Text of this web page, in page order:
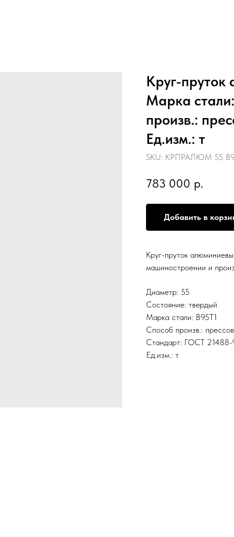
Круг-
Марка
произв.:
Ед.изм.: т
SKU: КРПРАЛЮМ 55
783 000 р.
Добавить в
Круг-пруток
машиностроении и
Диаметр: 55
Состояние: твердый
Марка стали: В95Т1
Способ произв.:
Стандарт: ГОСТ 21488-
Ед.изм.: т